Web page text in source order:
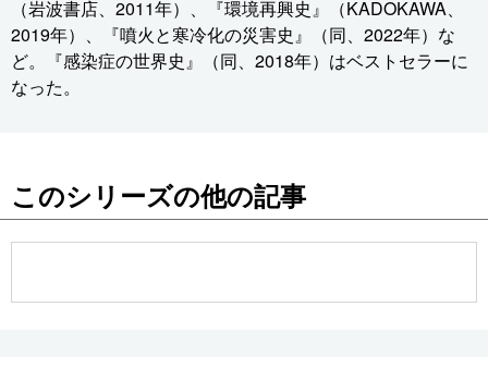
（岩波書店、2011年）、『環境再興史』（KADOKAWA、
2019年）、『噴火と寒冷化の災害史』（同、2022年）な
ど。『感染症の世界史』（同、2018年）はベストセラーに
なった。
このシリーズの他の記事